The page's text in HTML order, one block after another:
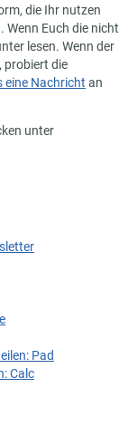
die Ihr nutzen
Wenn Euch die nicht
lesen. Wenn der
probiert die
eine Nachricht an
unter
Pad
Calc